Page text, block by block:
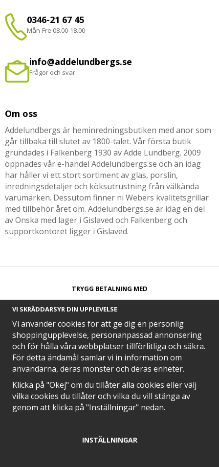
0346-21 67 45
Mån-Fre 08.00-18.00
info@addelundbergs.se
Frågor och svar
Om oss
Addelundbergs är heminredningsbutiken med anor som
går tillbaka till slutet av 1800-talet. Vår första butik
grundades i Falkenberg 1930 av Adde Lundberg. 2009
öppnades vår e-handel Addelundbergs.se och än idag
har håller vi ett stort sortiment av glas, porslin,
inredningsdetaljer och köksutrustning från välkända
varumärken. Dessutom finner ni Webers kvalitetsgrillar
med tillbehör året om. Addelundbergs.se är idag en del
av Önska med lager i Gislaved och Falkenberg och
supportkontoret ligger i Gislaved.
TRYGG BETALNING MED​
SNABB LEVERANS MED
EN DEL AV
VI SKRÄDDARSYR DIN UPPLEVELSE
Vi använder cookies för att ge dig en personlig
shoppingupplevelse, personanpassad annonsering
och för hålla våra webbplatser tillförlitliga och säkra.
För detta ändamål samlar vi in information om
användarna, deras mönster och deras enheter.
Klicka på "Okej" om du tillåter alla cookies eller välj
vilka cookies du tillåter och vilka du vill stänga av
genom att klicka på "Inställningar" nedan.
INSTÄLLNINGAR